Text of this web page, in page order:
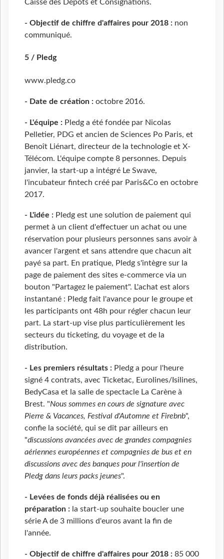
Caisse des Dépôts et Consignations.
- Objectif de chiffre d'affaires pour 2018 : non
communiqué.
5 / Pledg
www.pledg.co
- Date de création : octobre 2016.
- L'équipe : Pledg a été fondée par Nicolas
Pelletier, PDG et ancien de Sciences Po Paris, et
Benoît Liénart, directeur de la technologie et X-
Télécom. L'équipe compte 8 personnes. Depuis
janvier, la start-up a intégré Le Swave,
l'incubateur fintech créé par Paris&Co en octobre
2017.
- L'idée : Pledg est une solution de paiement qui
permet à un client d'effectuer un achat ou une
réservation pour plusieurs personnes sans avoir à
avancer l'argent et sans attendre que chacun ait
payé sa part. En pratique, Pledg s'intègre sur la
page de paiement des sites e-commerce via un
bouton "Partagez le paiement". L'achat est alors
instantané : Pledg fait l'avance pour le groupe et
les participants ont 48h pour régler chacun leur
part. La start-up vise plus particulièrement les
secteurs du ticketing, du voyage et de la
distribution.
- Les premiers résultats : Pledg a pour l'heure
signé 4 contrats, avec Ticketac, Eurolines/Isilines,
BedyCasa et la salle de spectacle La Carène à
Brest. "Nous sommes en cours de signature avec
Pierre & Vacances, Festival d'Automne et Firebnb",
confie la société, qui se dit par ailleurs en
"discussions avancées avec de grandes compagnies
aériennes européennes et compagnies de bus et en
discussions avec des banques pour l'insertion de
Pledg dans leurs packs jeunes".
- Levées de fonds déjà réalisées ou en
préparation : la start-up souhaite boucler une
série A de 3 millions d'euros avant la fin de
l'année.
- Objectif de chiffre d'affaires pour 2018 : 85 000